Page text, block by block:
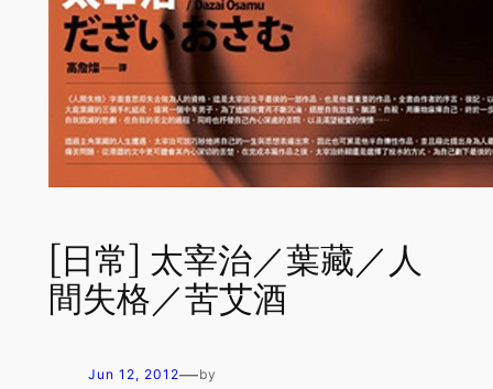
[日常] 太宰治／葉藏／人
間失格／苦艾酒
Jun 12, 2012—by